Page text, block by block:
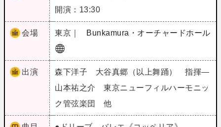
開演：13:30
会場 東京｜ Bunkamura・オーチャードホール
出演
森下洋子 大谷真郷（以上舞踊） 指揮―
山本祐之介 東京ニューフィルハーモニッ
ク管弦楽団 他